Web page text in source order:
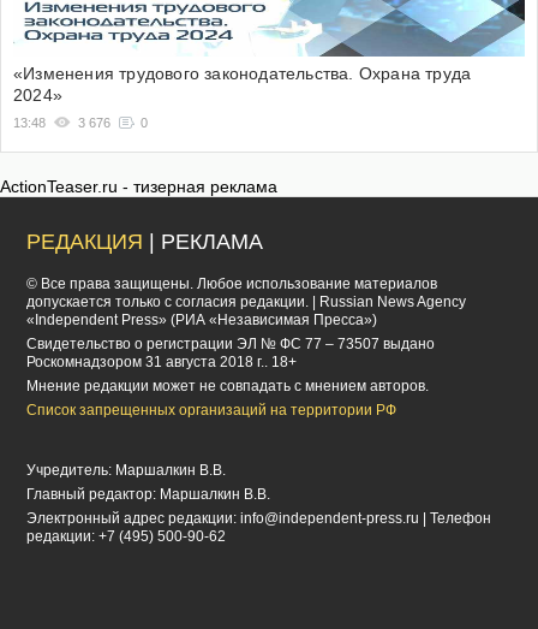
«Изменения трудового законодательства. Охрана труда
2024»
13:48 3 676 0
ActionTeaser.ru - тизерная реклама
РЕДАКЦИЯ | РЕКЛАМА
© Все права защищены. Любое использование материалов
допускается только с согласия редакции. | Russian News Agency
«Independent Press» (РИА «Независимая Пресса»)
Cвидетельство о регистрации ЭЛ № ФС 77 – 73507 выдано
Роскомнадзором 31 августа 2018 г.. 18+
Мнение редакции может не совпадать с мнением авторов.
Список запрещенных организаций на территории РФ
Учредитель: Маршалкин В.В.
Главный редактор: Маршалкин В.В.
Электронный адрес редакции:info@independent-press.ru
| Телефон
редакции: +7 (495) 500-90-62